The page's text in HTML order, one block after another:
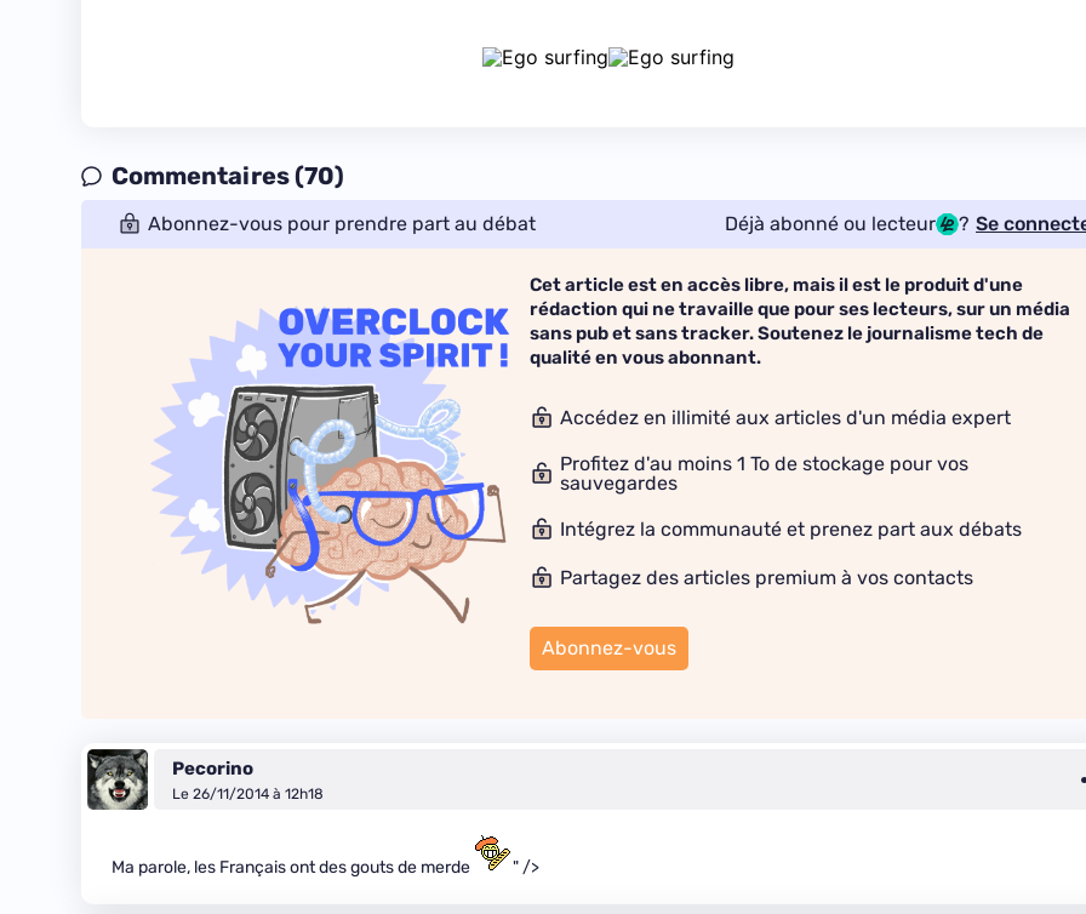
Commentaires (70)
Abonnez-vous pour prendre part au débat Déjà abonné ou lecteur ? Se
Cet article est en accès libre, mais il est le produit d'une
rédaction qui ne travaille que pour ses lecteurs, sur un média
sans pub et sans tracker. Soutenez le journalisme tech de
qualité en vous abonnant.
Accédez en illimité aux articles d'un média expert
Profitez d'au moins 1 To de stockage pour vos
sauvegardes
Intégrez la communauté et prenez part aux débats
Partagez des articles premium à vos contacts
Abonnez-vous
Pecorino
Le 26/11/2014 à 12h18
Ma parole, les Français ont des gouts de merde " />